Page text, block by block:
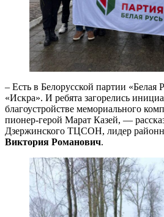
– Есть в Белорусской партии «Белая
«Искра». И ребята загорелись
благоустройстве мемориального
пионер-герой Марат Казей, —
Дзержинского ТЦСОН, лидер
Виктория Романович.